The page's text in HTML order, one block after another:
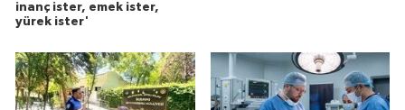
inanç ister, emek ister,
yürek ister'